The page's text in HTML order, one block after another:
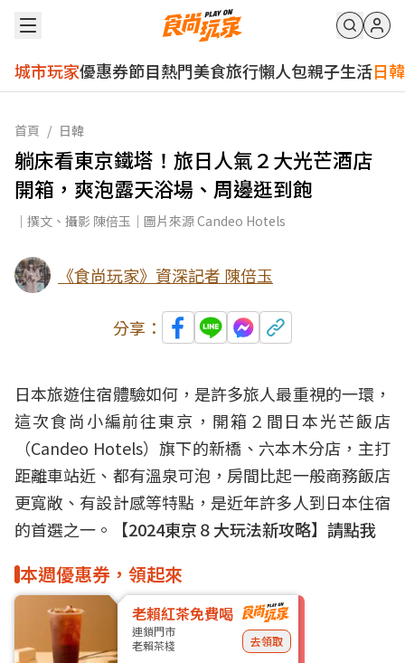
城市玩家優惠券節目熱門美食旅行懶人包親子生活日韓
首頁 / 日韓
躺床看東京鐵塔！旅日人氣２大光芒酒店
開箱，爽泡露天浴場、周邊逛到飽
｜撰文、攝影 陳倍玉｜圖片來源 Candeo Hotels
《食尚玩家》資深記者 陳倍玉
分享：
日本旅遊住宿體驗如何，是許多旅人最重視的一環，
這次食尚小編前往東京，開箱２間日本光芒飯店
（Candeo Hotels）旗下的新橋、六本木分店，主打
距離車站近、都有溫泉可泡，房間比起一般商務飯店
更寬敞、有設計感等特點，是近年許多人到日本住宿
的首選之一。
【2024東京８大玩法新攻略】請點我
本週優惠券，領起來
老賴紅茶免費喝
連鎖門市
老賴茶棧
去領取